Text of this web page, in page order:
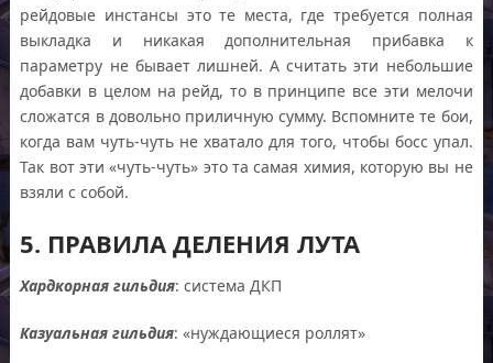
рейдовые инстансы это те места, где требуется полная
выкладка и никакая дополнительная прибавка к
параметру не бывает лишней. А считать эти небольшие
добавки в целом на рейд, то в принципе все эти мелочи
сложатся в довольно приличную сумму. Вспомните те бои,
когда вам чуть-чуть не хватало для того, чтобы босс упал.
Так вот эти «чуть-чуть» это та самая химия, которую вы не
взяли с собой.
5. ПРАВИЛА ДЕЛЕНИЯ ЛУТА
Хардкорная гильдия: система ДКП
Казуальная гильдия: «нуждающиеся роллят»